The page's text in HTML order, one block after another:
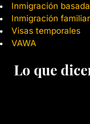
Inmigración
Inmigración familiar
Visas temporales
VAWA
Lo que